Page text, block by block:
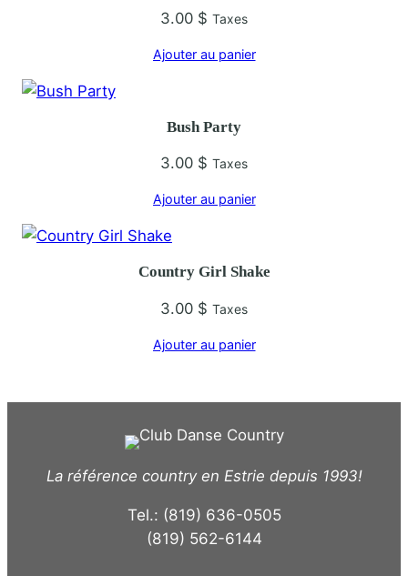
3.00 $ Taxes
Ajouter au panier
Bush Party
3.00 $ Taxes
Ajouter au panier
Country Girl Shake
3.00 $ Taxes
Ajouter au panier
La référence country en Estrie depuis 1993!
Tel.: (819) 636-0505
(819) 562-6144